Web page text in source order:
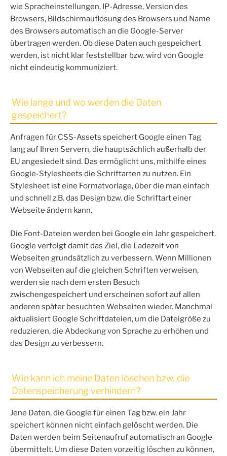
wie Spracheinstellungen, IP-Adresse, Version des
Browsers, Bildschirmauflösung des Browsers und Name
des Browsers automatisch an die Google-Server
übertragen werden. Ob diese Daten auch gespeichert
werden, ist nicht klar feststellbar bzw. wird von Google
nicht eindeutig kommuniziert.
Wie lange und wo werden die Daten
gespeichert?
Anfragen für CSS-Assets speichert Google einen Tag
lang auf Ihren Servern, die hauptsächlich außerhalb der
EU angesiedelt sind. Das ermöglicht uns, mithilfe eines
Google-Stylesheets die Schriftarten zu nutzen. Ein
Stylesheet ist eine Formatvorlage, über die man einfach
und schnell z.B. das Design bzw. die Schriftart einer
Webseite ändern kann.
Die Font-Dateien werden bei Google ein Jahr gespeichert.
Google verfolgt damit das Ziel, die Ladezeit von
Webseiten grundsätzlich zu verbessern. Wenn Millionen
von Webseiten auf die gleichen Schriften verweisen,
werden sie nach dem ersten Besuch
zwischengespeichert und erscheinen sofort auf allen
anderen später besuchten Webseiten wieder. Manchmal
aktualisiert Google Schriftdateien, um die Dateigröße zu
reduzieren, die Abdeckung von Sprache zu erhöhen und
das Design zu verbessern.
Wie kann ich meine Daten löschen bzw. die
Datenspeicherung verhindern?
Jene Daten, die Google für einen Tag bzw. ein Jahr
speichert können nicht einfach gelöscht werden. Die
Daten werden beim Seitenaufruf automatisch an Google
übermittelt. Um diese Daten vorzeitig löschen zu können,